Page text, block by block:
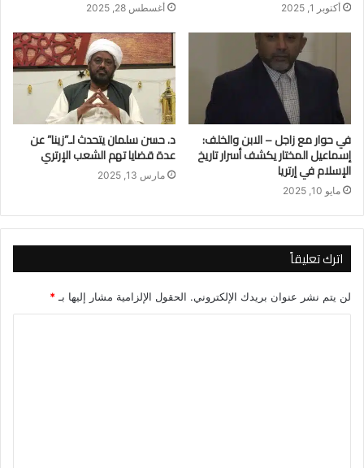
أكتوبر 1, 2025 أغسطس 28, 2025
في حوار مع زاجل – الابن والخلف:
إسماعيل المختار يكشف أسرار تاريخ
الإسلام في إرتريا
مايو 10, 2025
د. حسن سلمان يتحدث لـ”زينا” عن
عدة قضايا تهم الشعب الإرتري
مارس 13, 2025
اترك تعليقاً
لن يتم نشر عنوان بريدك الإلكتروني. الحقول الإلزامية مشار إليها بـ *